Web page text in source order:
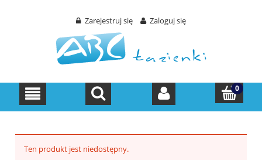
Zarejestruj się Zaloguj się
Ten produkt jest niedostępny.